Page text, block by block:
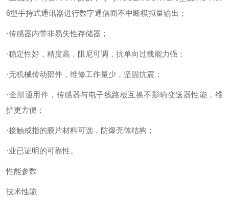
6型手持式通讯器进行数字通信而不中断模拟量输出；
·传感器内带非易失性存储器；
·稳定性好，精度高，阻尼可调，抗单向过载能力强；
·无机械传动部件，维修工作量少，坚固抗震；
·全部通用件，传感器与电子线路板互换不影响变送器性能，维
护更方便；
·接触戒指的膜片材料可选，防爆壳体结构；
·业已证明的可靠性。
性能参数
技术性能